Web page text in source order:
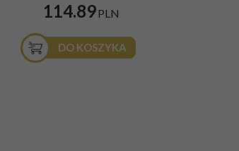
114.89PLN
DO KOSZYKA